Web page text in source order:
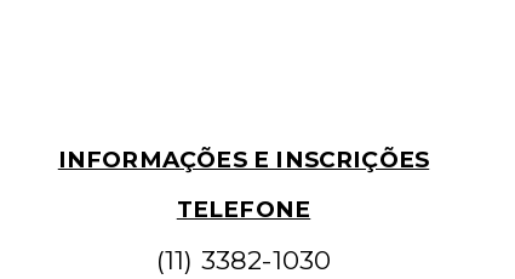
INFORMAÇÕES E INSCRIÇÕES
TELEFONE
(11) 3382-1030